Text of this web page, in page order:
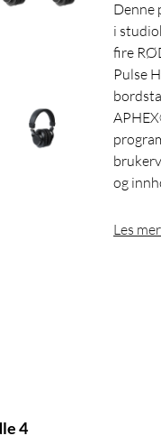
Denne
i
fire
Pulse
og
Les
4